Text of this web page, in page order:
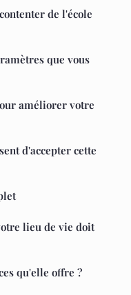
de l'école
que vous
améliorer votre
d'accepter cette
lieu de vie doit
qu'elle offre ?